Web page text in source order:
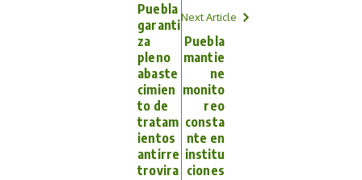
Puebla
garanti
za
pleno
abaste
cimien
to de
tratam
ientos
antirre
trovira
Next Article
Puebla
mantie
ne
monito
reo
consta
nte en
institu
ciones